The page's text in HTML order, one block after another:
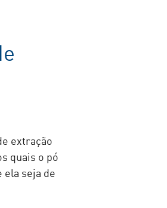
extração
quais o pó
seja de